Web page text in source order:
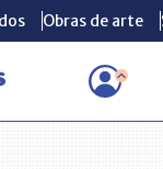
Obras de arte
entre los temas con
Obras de arte